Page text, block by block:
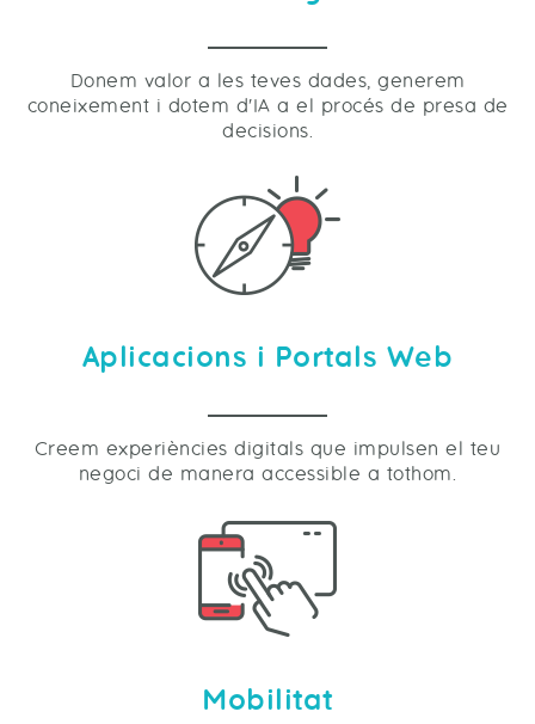
Donem valor a les teves dades, generem
coneixement i dotem d'IA a el procés de presa de
decisions.
Aplicacions i Portals Web
Creem experiències digitals que impulsen el teu
negoci de manera accessible a tothom.
Mobilitat